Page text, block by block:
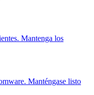
Mantenga los
Manténgase listo